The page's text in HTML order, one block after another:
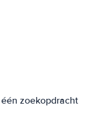
zoekopdracht